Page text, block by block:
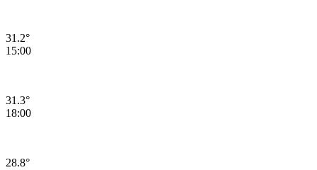
31.2°
15:00
31.3°
18:00
28.8°